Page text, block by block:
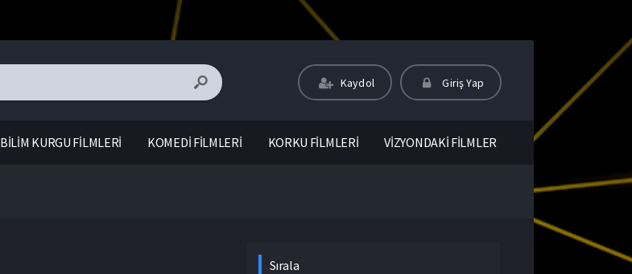
Kaydol Giriş Yap
BİLİM KURGU FİLMLERİ KOMEDİ FİLMLERİ KORKU FİLMLERİ VİZYONDAKİ FİLMLER
Sırala